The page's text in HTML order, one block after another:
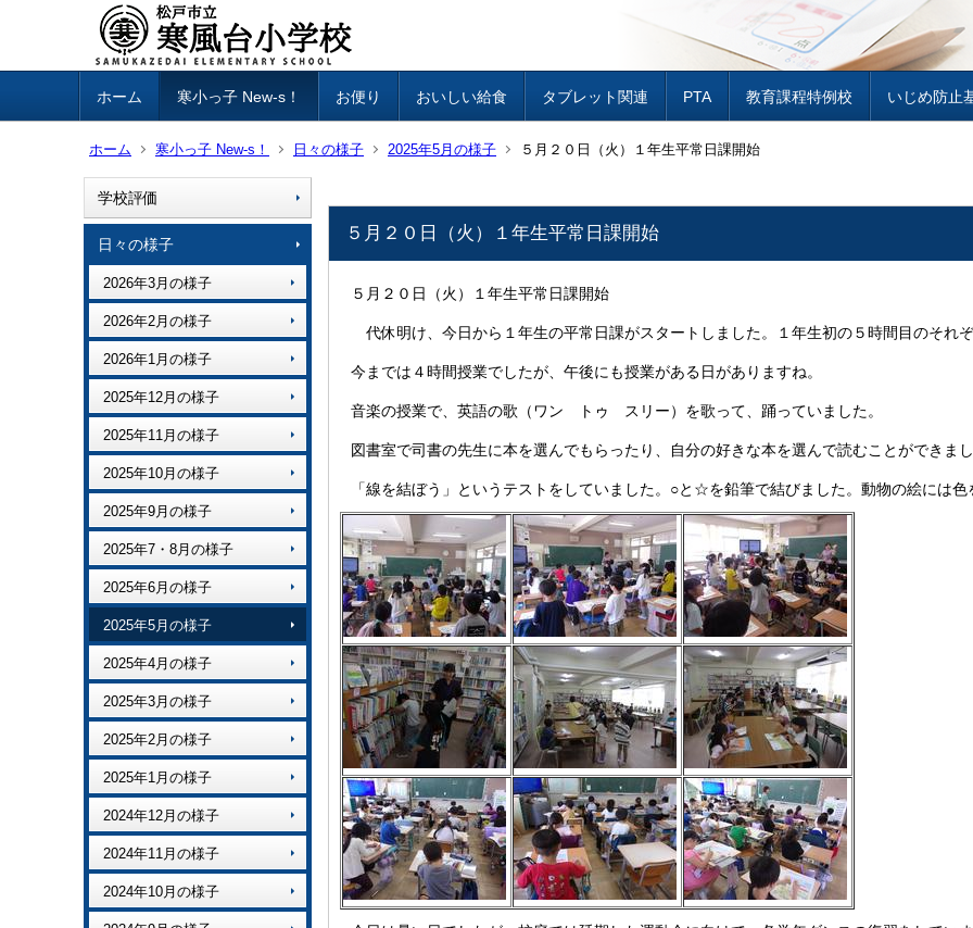
ホーム 寒小っ子 New-s！ お便り おいしい給食 タブレット関連 PTA 教育課程特例校 いじめ防止
ホーム 寒小っ子 New-s！ 日々の様子 2025年5月の様子 ５月２０日（火）１年生平常日課開始
学校評価
日々の様子
2026年3月の様子
2026年2月の様子
2026年1月の様子
2025年12月の様子
2025年11月の様子
2025年10月の様子
2025年9月の様子
2025年7・8月の様子
2025年6月の様子
2025年5月の様子
2025年4月の様子
2025年3月の様子
2025年2月の様子
2025年1月の様子
2024年12月の様子
2024年11月の様子
2024年10月の様子
５月２０日（火）１年生平常日課開始
５月２０日（火）１年生平常日課開始
代休明け、今日から１年生の平常日課がスタートしました。１年生初の５時間目のそれ
今までは４時間授業でしたが、午後にも授業がある日がありますね。
音楽の授業で、英語の歌（ワン トゥ スリー）を歌って、踊っていました。
図書室で司書の先生に本を選んでもらったり、自分の好きな本を選んで読むことができまし
「線を結ぼう」というテストをしていました。○と☆を鉛筆で結びました。動物の絵には色